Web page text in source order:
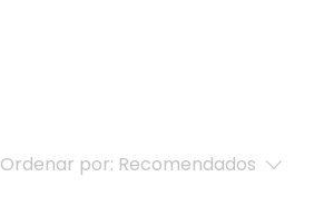
Ordenar por: Recomendados